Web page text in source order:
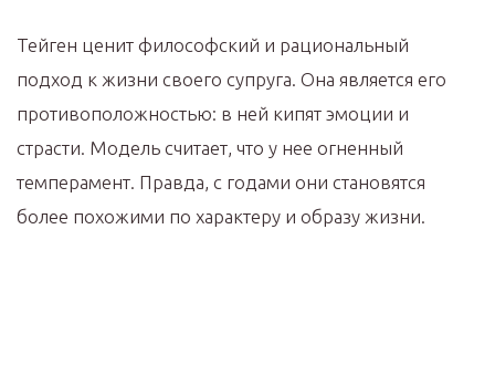
Тейген ценит философский и рациональный
подход к жизни своего супруга. Она является его
противоположностью: в ней кипят эмоции и
страсти. Модель считает, что у нее огненный
темперамент. Правда, с годами они становятся
более похожими по характеру и образу жизни.